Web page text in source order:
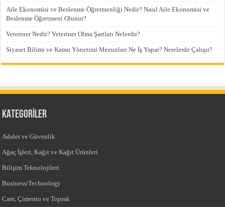
Aile Ekonomisi ve Beslenme Öğretmenliği Nedir? Nasıl Aile Ekonomisi ve
Beslenme Öğretmeni Olunur?
Veteriner Nedir? Veteriner Olma Şartları Nelerdir?
Siyaset Bilimi ve Kamu Yönetimi Mezunları Ne İş Yapar? Nerelerde Çalışır?
KATEGORİLER
Adalet ve Güvenlik
Ağaç İşleri, Kağıt ve Kağıt Ürünleri
Bilişim Teknolojileri
Business/Technology
Cam, Çimento ve Toprak